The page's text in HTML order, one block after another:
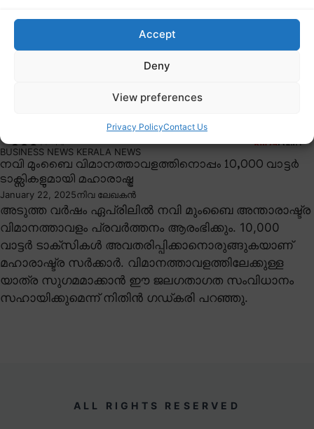
Accept
Deny
View preferences
Privacy PolicyContact Us
BUSINESS NEWS KERALA NEWS
നവി മുംബൈ വിമാനത്താവളത്തിനൊപ്പം 10,000 വാട്ടർ
ടാക്സികളുമായി മഹാരാഷ്ട്ര
January 22, 2025നിവ ലേഖകൻ
അടുത്ത വർഷം ഏപ്രിലിൽ നവി മുംബൈ അന്താരാഷ്ട്ര
വിമാനത്താവളം പ്രവർത്തനം ആരംഭിക്കും. 10,000
വാട്ടർ ടാക്സികൾ അവതരിപ്പിക്കാനൊരുങ്ങുകയാണ്
മഹാരാഷ്ട്ര സർക്കാർ. വിമാനത്താവളത്തിലേക്കുള്ള
യാത്ര സുഗമമാക്കാൻ ഈ ജലഗതാഗത സംവിധാനം
സഹായിക്കുമെന്ന് നിതിൻ ഗഡ്കരി പറഞ്ഞു.
ALL RIGHTS RESERVED